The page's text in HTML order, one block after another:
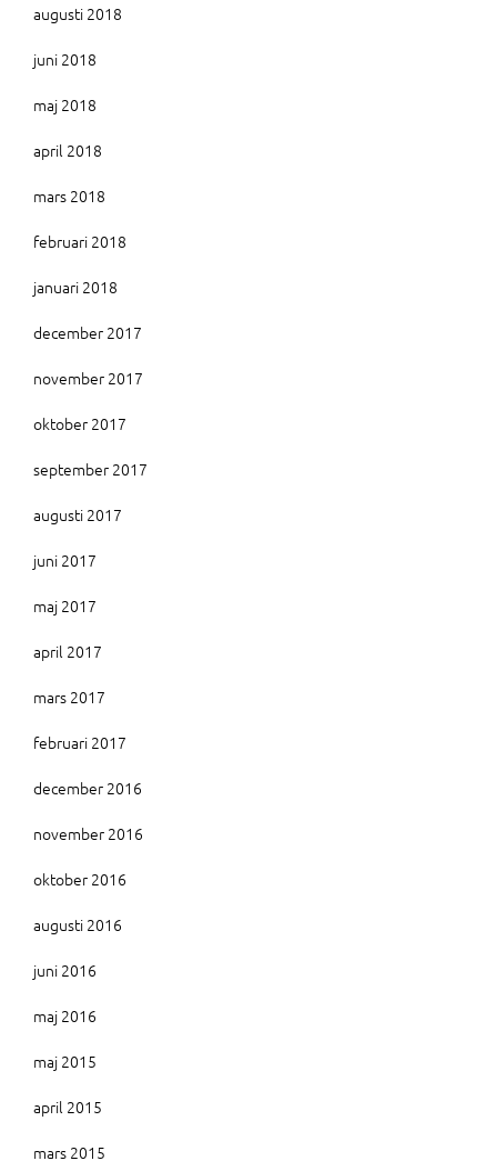
augusti 2018
juni 2018
maj 2018
april 2018
mars 2018
februari 2018
januari 2018
december 2017
november 2017
oktober 2017
september 2017
augusti 2017
juni 2017
maj 2017
april 2017
mars 2017
februari 2017
december 2016
november 2016
oktober 2016
augusti 2016
juni 2016
maj 2016
maj 2015
april 2015
mars 2015